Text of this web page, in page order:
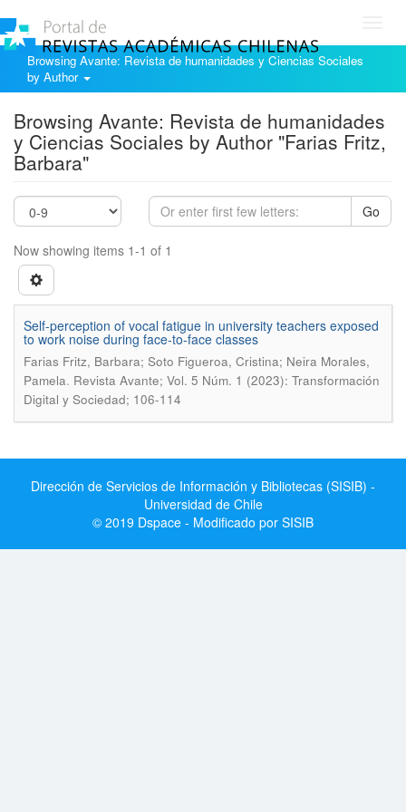
Browsing Avante: Revista de humanidades y Ciencias Sociales
by Author
Browsing Avante: Revista de humanidades
y Ciencias Sociales by Author "Farias Fritz,
Barbara"
Go
Now showing items 1-1 of 1
Self-perception of vocal fatigue in university teachers exposed
to work noise during face-to-face classes
Farias Fritz, Barbara; Soto Figueroa, Cristina; Neira Morales,
Pamela. Revista Avante; Vol. 5 Núm. 1 (2023): Transformación
Digital y Sociedad; 106-114
Dirección de Servicios de Información y Bibliotecas (SISIB) -
Universidad de Chile
© 2019 Dspace - Modificado por SISIB